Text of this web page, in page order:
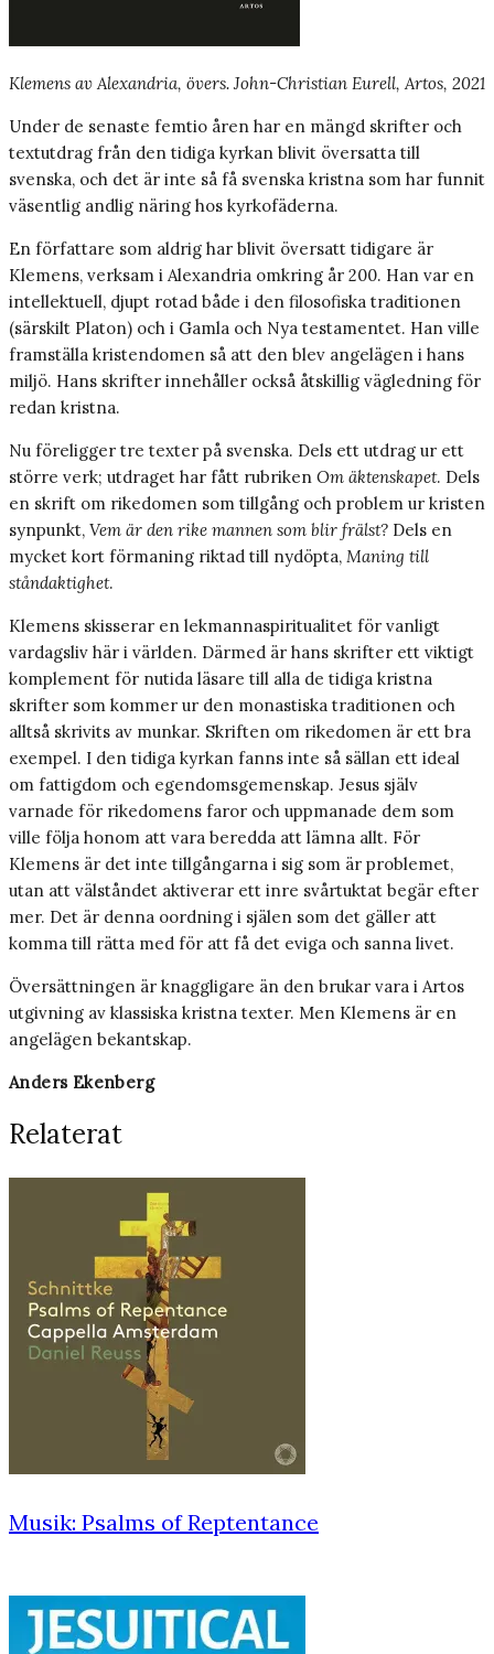
Klemens av Alexandria, övers. John-Christian Eurell, Artos, 2021
Under de senaste femtio åren har en mängd skrifter och
textutdrag från den tidiga kyrkan blivit översatta till
svenska, och det är inte så få svenska kristna som har funnit
väsentlig andlig näring hos kyrkofäderna.
En författare som aldrig har blivit översatt tidigare är
Klemens, verksam i Alexandria omkring år 200. Han var en
intellektuell, djupt rotad både i den filosofiska traditionen
(särskilt Platon) och i Gamla och Nya testamentet. Han ville
framställa kristendomen så att den blev angelägen i hans
miljö. Hans skrifter innehåller också åtskillig vägledning för
redan kristna.
Nu föreligger tre texter på svenska. Dels ett utdrag ur ett
större verk; utdraget har fått rubriken Om äktenskapet. Dels
en skrift om rikedomen som tillgång och problem ur kristen
synpunkt, Vem är den rike mannen som blir frälst? Dels en
mycket kort förmaning riktad till nydöpta, Maning till
ståndaktighet.
Klemens skisserar en lekmannaspiritualitet för vanligt
vardagsliv här i världen. Därmed är hans skrifter ett viktigt
komplement för nutida läsare till alla de tidiga kristna
skrifter som kommer ur den monastiska traditionen och
alltså skrivits av munkar. Skriften om rikedomen är ett bra
exempel. I den tidiga kyrkan fanns inte så sällan ett ideal
om fattigdom och egendomsgemenskap. Jesus själv
varnade för rikedomens faror och uppmanade dem som
ville följa honom att vara beredda att lämna allt. För
Klemens är det inte tillgångarna i sig som är problemet,
utan att välståndet aktiverar ett inre svårtuktat begär efter
mer. Det är denna oordning i själen som det gäller att
komma till rätta med för att få det eviga och sanna livet.
Översättningen är knaggligare än den brukar vara i Artos
utgivning av klassiska kristna texter. Men Klemens är en
angelägen bekantskap.
Anders Ekenberg
Relaterat
Musik: Psalms of Reptentance